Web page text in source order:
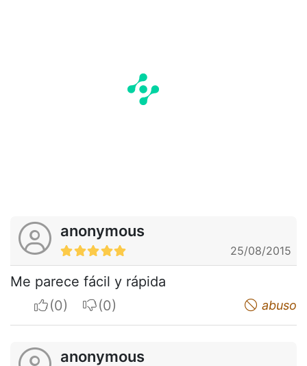
anonymous
25/08/2015
Me parece fácil y rápida
I apreciateI do not appreciate abuso
anonymous